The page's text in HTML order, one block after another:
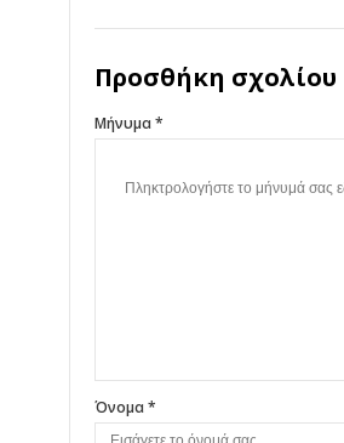
Προσθήκη σχολίου
Μήνυμα *
Όνομα *